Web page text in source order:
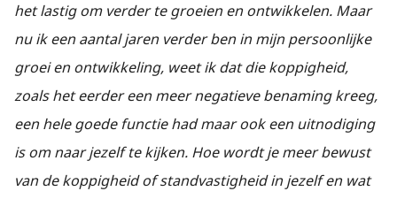
het lastig om verder te groeien en ontwikkelen. Maar
nu ik een aantal jaren verder ben in mijn persoonlijke
groei en ontwikkeling, weet ik dat die koppigheid,
zoals het eerder een meer negatieve benaming kreeg,
een hele goede functie had maar ook een uitnodiging
is om naar jezelf te kijken. Hoe wordt je meer bewust
van de koppigheid of standvastigheid in jezelf en wat